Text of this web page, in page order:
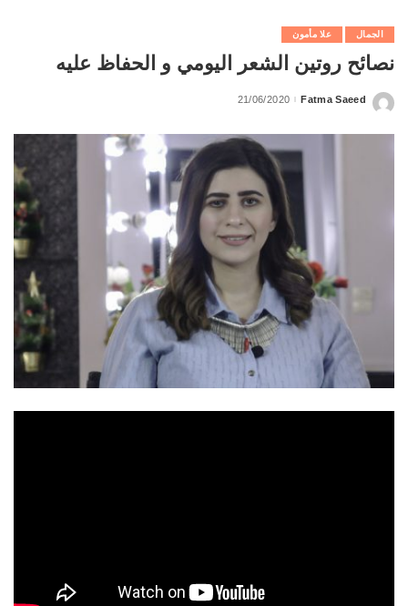
الجمال علا مأمون
نصائح روتين الشعر اليومي و الحفاظ عليه
Posted
Fatma Saeed
21/06/2020